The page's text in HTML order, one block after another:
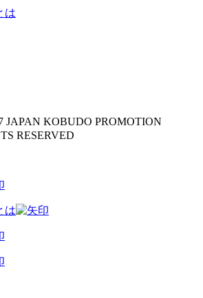
は
JAPAN KOBUDO PROMOTION
RESERVED
は